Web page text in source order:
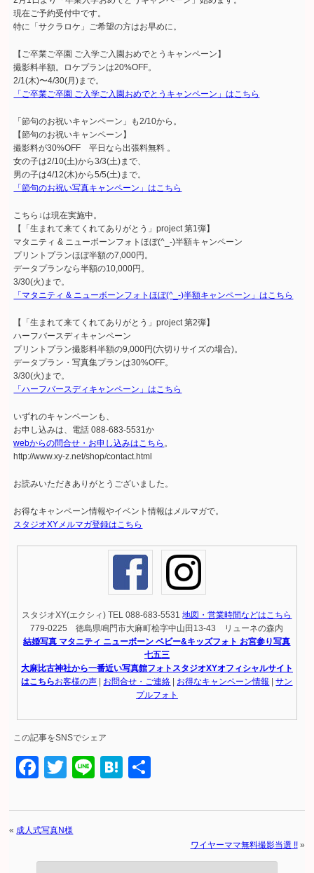
現在ご予約受付中です。
特に「サクラロケ」ご希望の方はお早めに。
【ご卒業ご卒園 ご入学ご入園おめでとうキャンペーン】
撮影料半額。ロケプランは20%OFF。
2/1(木)〜4/30(月)まで。
「ご卒業ご卒園 ご入学ご入園おめでとうキャンペーン」はこちら
「節句のお祝いキャンペーン」も2/10から。
【節句のお祝いキャンペーン】
撮影料が30%OFF 平日なら出張料無料 。
女の子は2/10(土)から3/3(土)まで、
男の子は4/12(木)から5/5(土)まで。
「節句のお祝い写真キャンペーン」はこちら
こちら↓は現在実施中。
【「生まれて来てくれてありがとう」project 第1弾】
マタニティ & ニューボーンフォトほぼ(^_-)半額キャンペーン
プリントプランほぼ半額の7,000円。
データプランなら半額の10,000円。
3/30(火)まで。
「マタニティ & ニューボーンフォトほぼ(^_-)半額キャンペーン」はこちら
【「生まれて来てくれてありがとう」project 第2弾】
ハーフバースディキャンペーン
プリントプラン撮影料半額の9,000円(六切りサイズの場合)。
データプラン・写真集プランは30%OFF。
3/30(火)まで。
「ハーフバースディキャンペーン」はこちら
いずれのキャンペーンも、
お申し込みは、電話 088-683-5531か
webからの問合せ・お申し込みはこちら 。
http://www.xy-z.net/shop/contact.html
お読みいただきありがとうございました。
お得なキャンペーン情報やイベント情報はメルマガで。
スタジオXYメルマガ登録はこちら
スタジオXY(エクシィ) TEL 088-683-5531地図・営業時間などはこちら
779-0225 徳島県鳴門市大麻町桧字中山田13-43 リューネの森内
結婚写真 マタニティ ニューボーン ベビー&キッズフォト お宮参り写真
七五三
大麻比古神社から一番近い写真館フォトスタジオXYオフィシャルサイト
はこちらお客様の声 | お問合せ・ご連絡 | お得なキャンペーン情報 |サン
プルフォト
この記事をSNSでシェア
Facebook
Twitter
LineHatena
« 成人式写真N様
ワイヤーママ無料撮影当選 !!»